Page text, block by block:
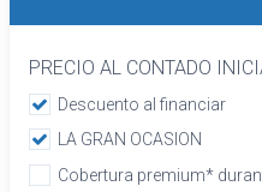
banco de
abatible simétrico
Cierre centralizado
Retrovisor interior
PRECIO AL CONTADO
Descuento al financiar
LA GRAN OCASION
Cobertura premium*